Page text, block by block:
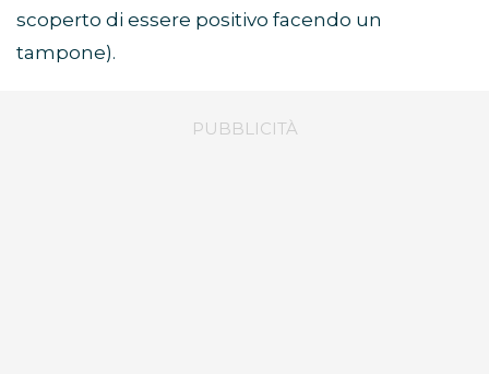
scoperto di essere positivo facendo un
tampone).